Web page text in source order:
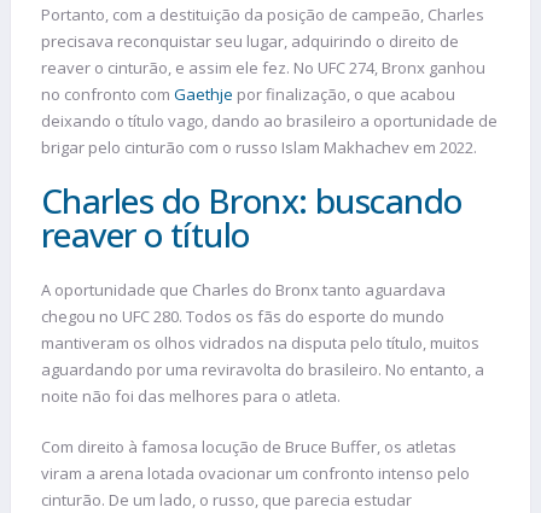
Portanto, com a destituição da posição de campeão, Charles
precisava reconquistar seu lugar, adquirindo o direito de
reaver o cinturão, e assim ele fez. No UFC 274, Bronx ganhou
no confronto com Gaethje por finalização, o que acabou
deixando o título vago, dando ao brasileiro a oportunidade de
brigar pelo cinturão com o russo Islam Makhachev em 2022.
Charles do Bronx: buscando
reaver o título
A oportunidade que Charles do Bronx tanto aguardava
chegou no UFC 280. Todos os fãs do esporte do mundo
mantiveram os olhos vidrados na disputa pelo título, muitos
aguardando por uma reviravolta do brasileiro. No entanto, a
noite não foi das melhores para o atleta.
Com direito à famosa locução de Bruce Buffer, os atletas
viram a arena lotada ovacionar um confronto intenso pelo
cinturão. De um lado, o russo, que parecia estudar